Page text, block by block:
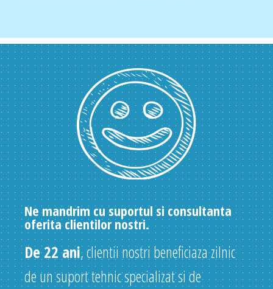
Ne mandrim cu suportul si consultanta
oferita clientilor nostri.
De 22 ani, clientii nostri beneficiaza zilnic
de un suport tehnic specializat si de